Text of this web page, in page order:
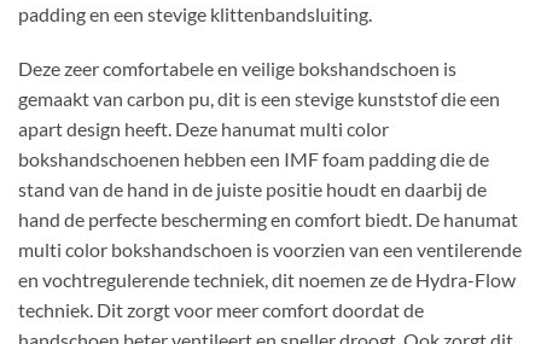
padding en een stevige klittenbandsluiting.
Deze zeer comfortabele en veilige bokshandschoen is
gemaakt van carbon pu, dit is een stevige kunststof die een
apart design heeft. Deze hanumat multi color
bokshandschoenen hebben een IMF foam padding die de
stand van de hand in de juiste positie houdt en daarbij de
hand de perfecte bescherming en comfort biedt. De hanumat
multi color bokshandschoen is voorzien van een ventilerende
en vochtregulerende techniek, dit noemen ze de Hydra-Flow
techniek. Dit zorgt voor meer comfort doordat de